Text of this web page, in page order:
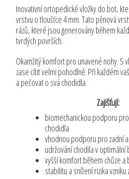
Inovativní ortopedické vložky do bot,
vrstvu o tloušťce 4 mm. Tato pěnová
rázů, které jsou generovány během
tvrdých površích.
Okamžitý komfort pro unavené nohy. S
zase cítit velmi pohodlně. Při každém
a pečovat o svá chodidla.
Zajišťují:
biomechanickou podporu
chodidla
vhodnou podporu pro zadní
udržování chodila v optimální
vyšší komfort během chůze a
stabilitu a snížení rizika vzniku